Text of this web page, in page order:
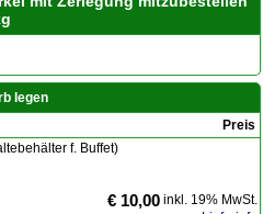
legen
Preis
f. Buffet)
€ 10,00 inkl. 19% MwSt.